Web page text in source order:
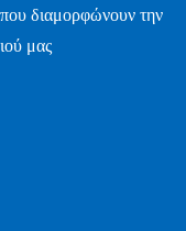
που διαμορφώνουν την
μας